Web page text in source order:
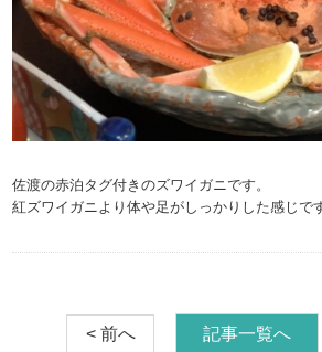
佐渡の赤泊タグ付きのズワイガニです。
紅ズワイガニより体や足がしっかりした感じで
< 前へ 記事一覧へ